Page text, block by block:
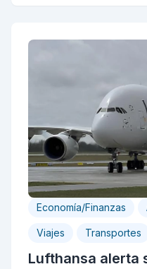
Economía/Finanzas
Viajes Transportes
Lufthansa alerta